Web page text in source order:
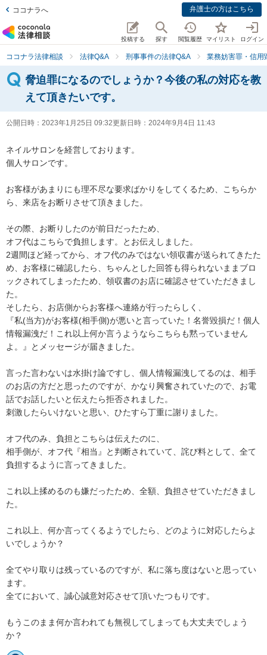
ココナラへ 弁護士の方はこちら
投稿する 探す 閲覧履歴 マイリスト ログイン
ココナラ法律相談 法律Q&A 刑事事件の法律Q&A 業務妨害罪・信用
脅迫罪になるのでしょうか？今後の私の対応を教
えて頂きたいです。
公開日時： 2023年1月25日 09:32更新日時： 2024年9月4日 11:43
ネイルサロンを経営しております。
個人サロンです。
お客様があまりにも理不尽な要求ばかりをしてくるため、こちらか
ら、来店をお断りさせて頂きました。
その際、お断りしたのが前日だったため、
オフ代はこちらで負担します。とお伝えしました。
2週間ほど経ってから、オフ代のみではない領収書が送られてきたた
め、お客様に確認したら、ちゃんとした回答も得られないままブロ
ックされてしまったため、領収書のお店に確認させていただきまし
た。
そしたら、お店側からお客様へ連絡が行ったらしく、
『私(当方)がお客様(相手側)が悪いと言っていた！名誉毀損だ！個人
情報漏洩だ！これ以上何か言うようならこちらも黙っていません
よ。』とメッセージが届きました。
言った言わないは水掛け論ですし、個人情報漏洩してるのは、相手
のお店の方だと思ったのですが、かなり興奮されていたので、お電
話でお話したいと伝えたら拒否されました。
刺激したらいけないと思い、ひたすら丁重に謝りました。
オフ代のみ、負担とこちらは伝えたのに、
相手側が、オフ代『相当』と判断されていて、詫び料として、全て
負担するように言ってきました。
これ以上揉めるのも嫌だったため、全額、負担させていただきまし
た。
これ以上、何か言ってくるようでしたら、どのように対応したらよ
いでしょうか？
全てやり取りは残っているのですが、私に落ち度はないと思ってい
ます。
全てにおいて、誠心誠意対応させて頂いたつもりです。
もうこのまま何か言われても無視してしまっても大丈夫でしょう
か？